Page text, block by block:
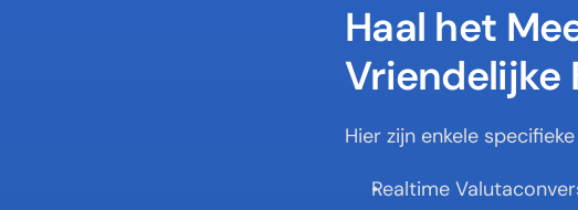
Haal het
Vriendelijke
Hier zijn enkele
Realtime